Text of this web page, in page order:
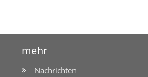
mehr
Nachrichten